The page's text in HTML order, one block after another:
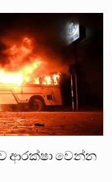
ආරක්ෂා වෙන්න